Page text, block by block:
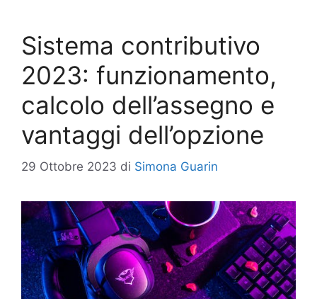
Sistema contributivo
2023: funzionamento,
calcolo dell’assegno e
vantaggi dell’opzione
29 Ottobre 2023 di Simona Guarin